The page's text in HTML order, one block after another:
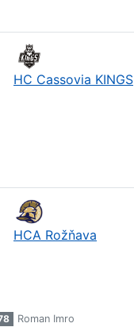
HC Cassovia KINGS
HCA Rožňava
Roman Imro